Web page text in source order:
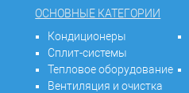
ОСНОВНЫЕ КАТЕГОРИИ
Кондиционеры
Сплит-системы
Тепловое оборудование
Вентиляция и очистка